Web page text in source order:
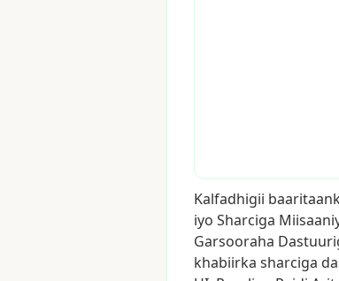
Kalfadhigii
iyo Sharciga
Garsooraha
khabiirka sharciga